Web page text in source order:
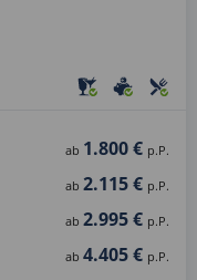
ab 1.800 € p.P.
ab 2.115 € p.P.
ab 2.995 € p.P.
ab 4.405 € p.P.